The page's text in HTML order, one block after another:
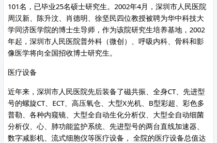
101名，已毕业25名硕士研究生。2002年4月，深圳市人民医院
周汉新、陈升汶、肖德明、徐坚民四位教授被聘为华中科技大
学同济医学院的博士生导师，作为该院研究生培养基地，2002
年起，深圳市人民医院普外科（微创）、呼吸内科、骨科和影
像医学将向全国招收博士研究生。
医疗设备
近年来，深圳市人民医院先后装备了磁共振、全身CT、先进型
号的螺旋CT、ECT、高压氧仓、大型X光机、B型彩超、彩色多
普勒、各种内窥镜、大型全自动生化分析仪、大型全自动细菌
分析仪、心、肺功能监护系统、先进型号的两台直线加速器、
数字减影机、流式细胞仪等医疗设备， 全院的医疗设备总值达